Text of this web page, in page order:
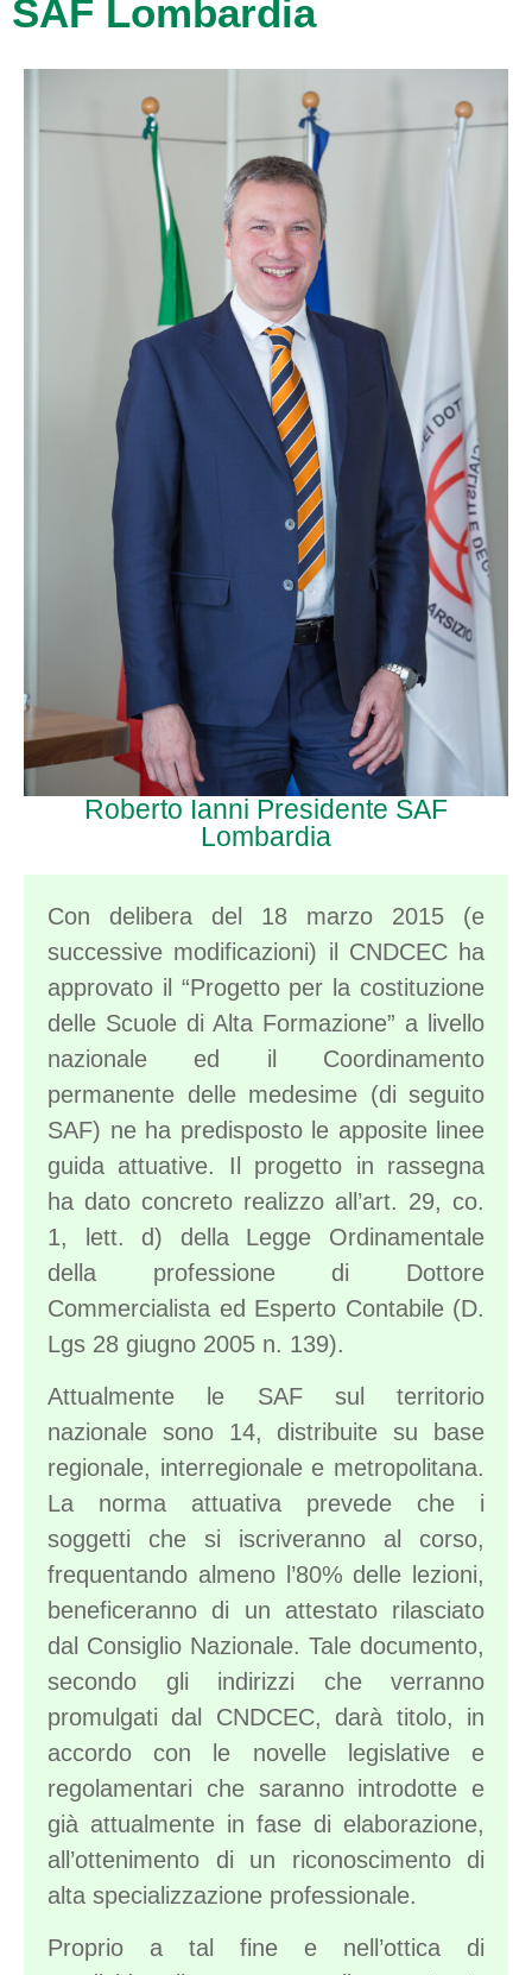
SAF Lombardia
Roberto Ianni Presidente SAF
Lombardia
Con delibera del 18 marzo 2015 (e
successive modificazioni) il CNDCEC ha
approvato il “Progetto per la costituzione
delle Scuole di Alta Formazione” a livello
nazionale ed il Coordinamento
permanente delle medesime (di seguito
SAF) ne ha predisposto le apposite linee
guida attuative. Il progetto in rassegna
ha dato concreto realizzo all’art. 29, co.
1, lett. d) della Legge Ordinamentale
della professione di Dottore
Commercialista ed Esperto Contabile (D.
Lgs 28 giugno 2005 n. 139).
Attualmente le SAF sul territorio
nazionale sono 14, distribuite su base
regionale, interregionale e metropolitana.
La norma attuativa prevede che i
soggetti che si iscriveranno al corso,
frequentando almeno l’80% delle lezioni,
beneficeranno di un attestato rilasciato
dal Consiglio Nazionale. Tale documento,
secondo gli indirizzi che verranno
promulgati dal CNDCEC, darà titolo, in
accordo con le novelle legislative e
regolamentari che saranno introdotte e
già attualmente in fase di elaborazione,
all’ottenimento di un riconoscimento di
alta specializzazione professionale.
Proprio a tal fine e nell’ottica di